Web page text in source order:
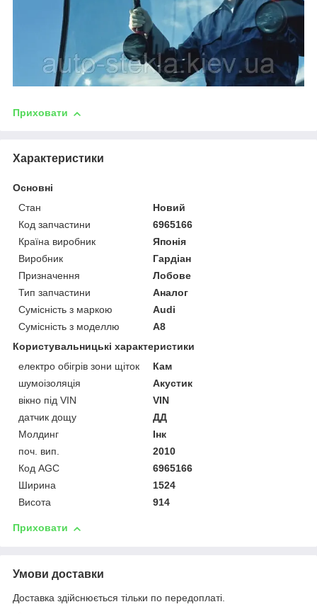
Приховати
Характеристики
Основні
Стан
Новий
Код запчастини
6965166
Країна виробник
Японія
Виробник
Гардіан
Призначення
Лобове
Тип запчастини
Аналог
Сумісність з маркою
Audi
Сумісність з моделлю
A8
Користувальницькі характеристики
електро обігрів зони щіток
Кам
шумоізоляція
Акустик
вікно під VIN
VIN
датчик дощу
ДД
Молдинг
Інк
поч. вип.
2010
Код AGC
6965166
Ширина
1524
Висота
914
Приховати
Умови доставки
Доставка здійснюється тільки по передоплаті.